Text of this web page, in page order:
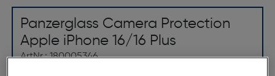
Panzerglass Camera Protection
Apple iPhone 16/16 Plus
ArtNr.: 180005346